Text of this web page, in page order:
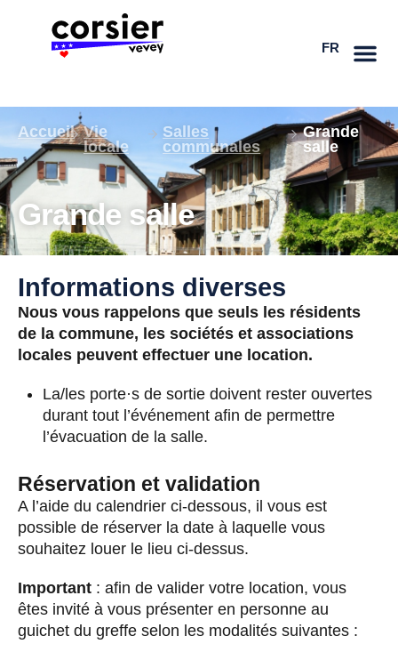
FR
Accueil Vie
locale
Salles
communales
Grande
salle
Grande salle
Informations diverses
Nous vous rappelons que seuls les résidents
de la commune, les sociétés et associations
locales peuvent effectuer une location.
La/les porte·s de sortie doivent rester ouvertes
durant tout l’événement afin de permettre
l’évacuation de la salle.
Réservation et validation
A l’aide du calendrier ci-dessous, il vous est
possible de réserver la date à laquelle vous
souhaitez louer le lieu ci-dessus.
Important : afin de valider votre location, vous
êtes invité à vous présenter en personne au
guichet du greffe selon les modalités suivantes :